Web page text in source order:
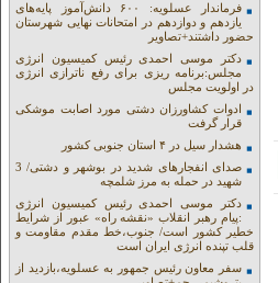
فرماندار عسلویه: ۶۰۰ دانش‌آموز پایه‌های
یازدهم و دوازدهم در امتحانات نهایی شهرستان
حضور داشتند+تصاویر
دکتر موسی احمدی رئیس کمیسیون انرژی
مجلس:برنامه ریزی برای رفع ناترازی انرژی
در اولویت مجلس
ادوات کشاورزان دشتی مورد اصابت موشکی
قرار گرفت
هشدار سیل در ۴ استان جنوبی کشور
صدای انفجارهای شدید در بوشهر و دشتی/ 3
شهید در حمله به مرز شلمچه
دکتر موسی احمدی رئیس کمیسیون انرژی
:پیام رهبر انقلاب «نقشه راه» عبور از شرایط
خطیر کشور است/ جنوب،خط مقدم مقاومت و
قلب تپنده انرژی ایران است
سفر معاون رئیس جمهور به عسلویه،بازدید از